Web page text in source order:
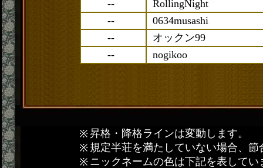
--
RollingNight
--
0634musashi
--
オックン99
--
nogikoo
昇格・降格ラインは変動します。
規定半荘を満たしていない場合、
ニックネームの色は下記を表してい